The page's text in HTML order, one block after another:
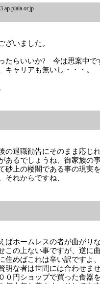
ざいました。
たらいいか? 今は思案中で
キャリアも無いし・・・。
の退職勧告にそのまま応じ
あるでしょうね、御家族の
砂上の楼閣である事の現実
それからですね、
ばホームレスの者が曲がり
この上ない事ですが、逆に
住めばこれは辛い訳ですよ
明な者は世間には合わせま
０円ショップで買った食器